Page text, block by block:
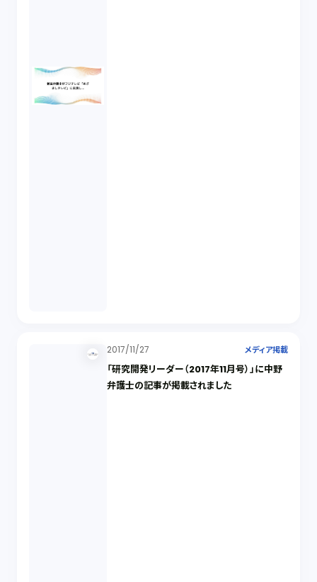
2017/11/27 メディア掲載
「研究開発リーダー（2017年11月号）」に中野
弁護士の記事が掲載されました